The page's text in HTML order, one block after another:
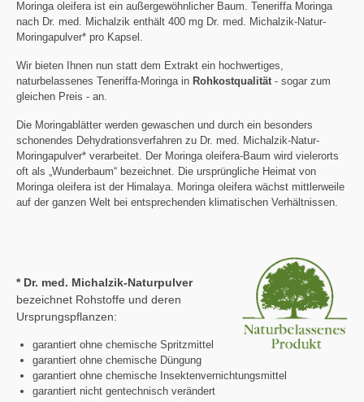
Moringa oleifera ist ein außergewöhnlicher Baum. Teneriffa Moringa
nach Dr. med. Michalzik enthält 400 mg Dr. med. Michalzik-Natur-
Moringapulver* pro Kapsel.
Wir bieten Ihnen nun statt dem Extrakt ein hochwertiges,
naturbelassenes Teneriffa-Moringa in Rohkostqualität- sogar zum
gleichen Preis - an.
Die Moringablätter werden gewaschen und durch ein besonders
schonendes Dehydrationsverfahren zu Dr. med. Michalzik-Natur-
Moringapulver* verarbeitet. Der Moringa oleifera-Baum wird vielerorts
oft als „Wunderbaum“ bezeichnet. Die ursprüngliche Heimat von
Moringa oleifera ist der Himalaya. Moringa oleifera wächst mittlerweile
auf der ganzen Welt bei entsprechenden klimatischen Verhältnissen.
* Dr. med. Michalzik-Naturpulver
bezeichnet Rohstoffe und deren
Ursprungspflanzen:
garantiert ohne chemische Spritzmittel
garantiert ohne chemische Düngung
garantiert ohne chemische Insektenvernichtungsmittel
garantiert nicht gentechnisch verändert